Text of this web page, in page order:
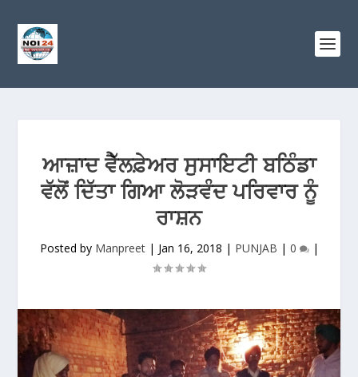
ਆਜ਼ਾਦ ਵੈੱਲਫ਼ੇਅਰ ਸੁਸਾਇਟੀ ਬਠਿੰਡਾ
ਵੱਲੋਂ ਦਿੱਤਾ ਗਿਆ ਲੋੜਵੰਦ ਪਰਿਵਾਰ ਨੂੰ
ਰਾਸ਼ਨ
Posted by Manpreet| Jan 16, 2018 | PUNJAB | 0 |